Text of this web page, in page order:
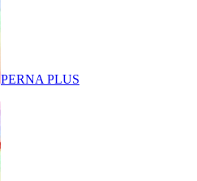
PERNA PLUS